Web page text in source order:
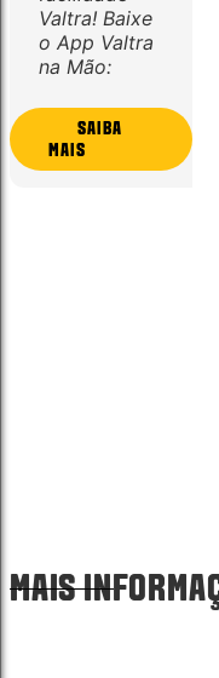
Valtra! Baixe
o App Valtra
na Mão:
SAIBA
MAIS
MAIS